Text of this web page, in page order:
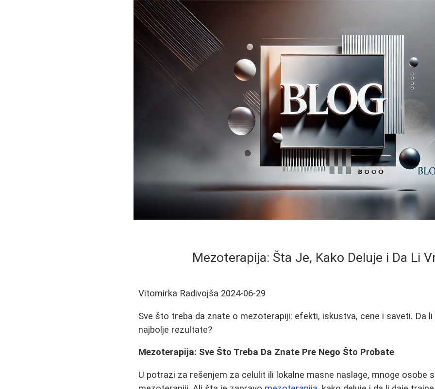
Mezoterapija: Šta Je, Kako Deluje i Da Li
Vitomirka Radivojša 2024-06-29
Sve što treba da znate o mezoterapiji: efekti, iskustva, cene i saveti. Da
najbolje rezultate?
Mezoterapija: Sve Što Treba Da Znate Pre Nego Što Probate
U potrazi za rešenjem za celulit ili lokalne masne naslage, mnoge osobe